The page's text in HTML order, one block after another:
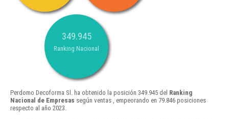
349.945
Ranking Nacional
Perdomo Decoforma Sl. ha obtenido la posición 349.945 del Ranking
Nacional de Empresas según ventas , empeorando en 79.846 posiciones
respecto al año 2023.